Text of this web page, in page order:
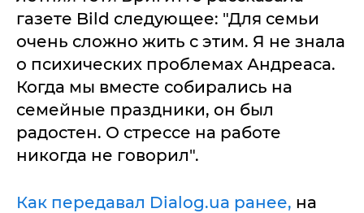
газете Bild следующее: "Для семьи
очень сложно жить с этим. Я не знала
о психических проблемах Андреаса.
Когда мы вместе собирались на
семейные праздники, он был
радостен. О стрессе на работе
никогда не говорил".
Как передавал Dialog.ua ранее, на